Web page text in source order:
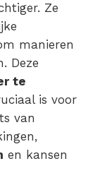
Ze
manieren
Deze
te
is voor
van
en kansen